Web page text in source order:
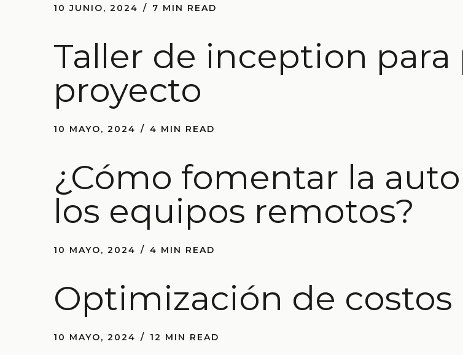
10 JUNIO, 2024 7 MIN READ
Taller de inception
proyecto
10 MAYO, 2024 4 MIN READ
¿Cómo fomentar la
los equipos remotos?
10 MAYO, 2024 4 MIN READ
Optimización de costos
10 MAYO, 2024 12 MIN READ